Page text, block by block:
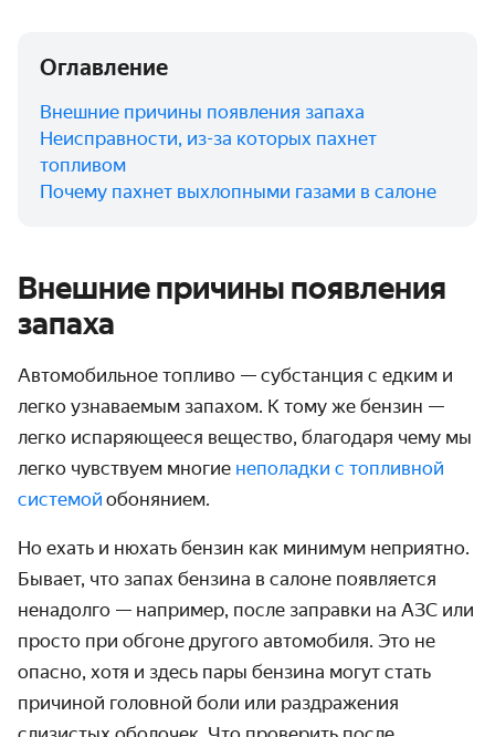
Оглавление
Внешние причины появления запаха
Неисправности, из-за которых пахнет
топливом
Почему пахнет выхлопными газами в салоне
Внешние причины появления
запаха
Автомобильное топливо — субстанция с едким и
легко узнаваемым запахом. К тому же бензин —
легко испаряющееся вещество, благодаря чему мы
легко чувствуем многие неполадки с топливной
системой обонянием.
Но ехать и нюхать бензин как минимум неприятно.
Бывает, что запах бензина в салоне появляется
ненадолго — например, после заправки на АЗС или
просто при обгоне другого автомобиля. Это не
опасно, хотя и здесь пары бензина могут стать
причиной головной боли или раздражения